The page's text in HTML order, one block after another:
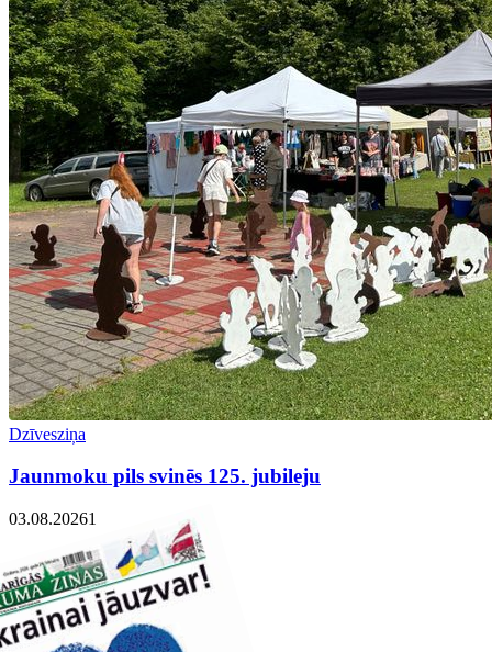
Dzīvesziņa
Jaunmoku pils svinēs 125. jubileju
03.08.20261